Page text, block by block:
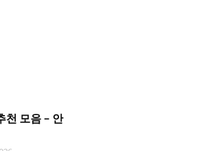
천 모음 – 안